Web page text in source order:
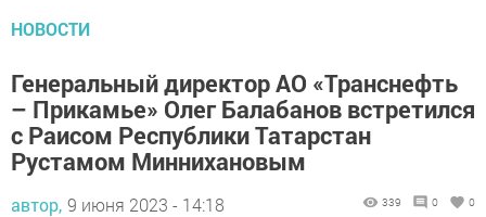
НОВОСТИ
Генеральный директор АО «Транснефть
– Прикамье» Олег Балабанов встретился
с Раисом Республики Татарстан
Рустамом Миннихановым
автор, 9 июня 2023 - 14:18 339 0 0